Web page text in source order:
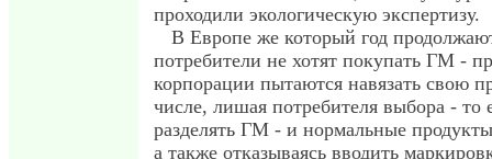
проходили экологическую экспертизу.
В Европе же который год
потребители не хотят покупать ГМ -
корпорации пытаются навязать свою
числе, лишая потребителя выбора - то
разделять ГМ - и нормальные
а также отказываясь вводить